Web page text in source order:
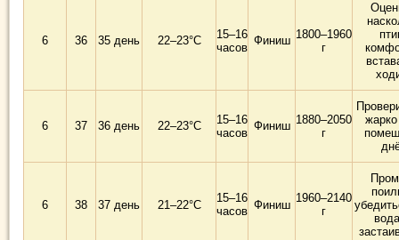
6 36 35 день 22–23°C
15–16
часов
Финиш 1800–1960
г
6 37 36 день 22–23°C
15–16
часов
Финиш 1880–2050
г
6 38 37 день 21–22°C
15–16
часов Финиш
1960–2140
г